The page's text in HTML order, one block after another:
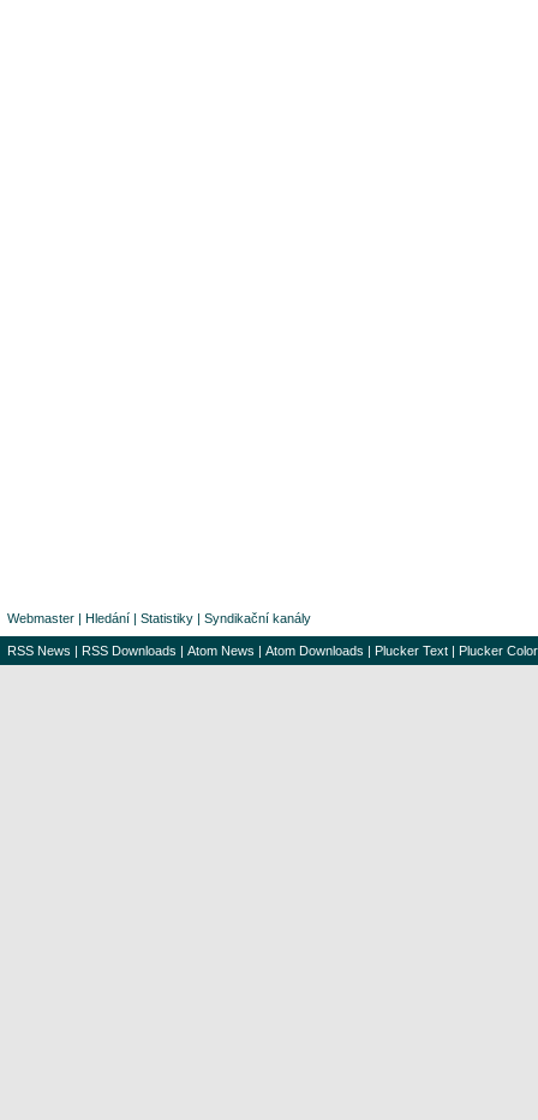
Webmaster | Hledání | Statistiky | Syndikační kanály
RSS News | RSS Downloads | Atom News | Atom Downloads | Plucker Text | Plucker Color